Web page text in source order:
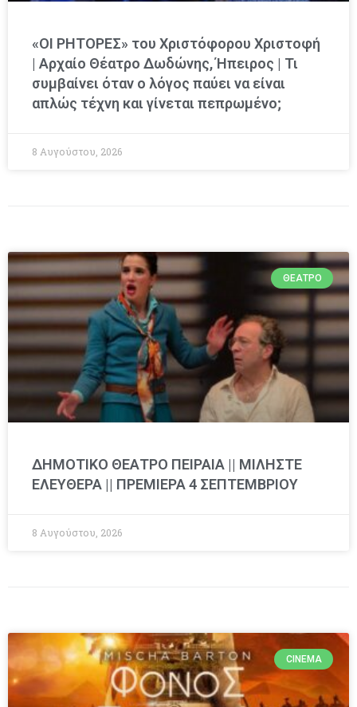
«ΟΙ ΡΗΤΟΡΕΣ» του Χριστόφορου Χριστοφή
| Αρχαίο Θέατρο Δωδώνης, Ήπειρος | Τι
συμβαίνει όταν ο λόγος παύει να είναι
απλώς τέχνη και γίνεται πεπρωμένο;
8 Αυγούστου, 2026
ΘΈΑΤΡΟ
ΔΗΜΟΤΙΚΟ ΘΕΑΤΡΟ ΠΕΙΡΑΙΑ || ΜΙΛΗΣΤΕ
ΕΛΕΥΘΕΡΑ || ΠΡΕΜΙΕΡΑ 4 ΣΕΠΤΕΜΒΡΙΟΥ
8 Αυγούστου, 2026
CINEMA